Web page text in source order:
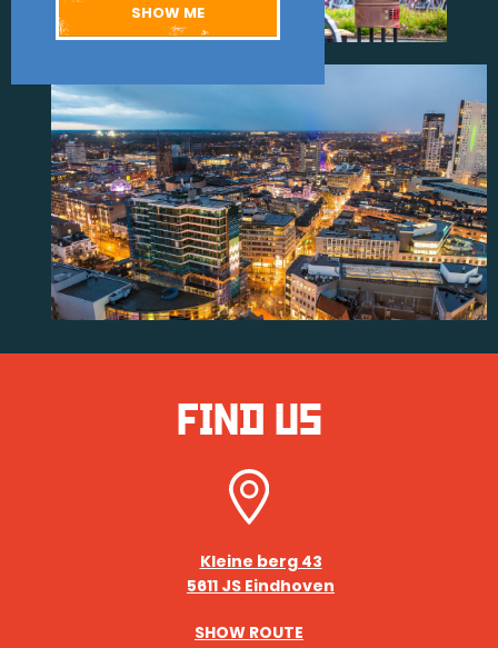
SHOW ME
FIND US
Kleine berg 43
5611 JS Eindhoven
SHOW ROUTE